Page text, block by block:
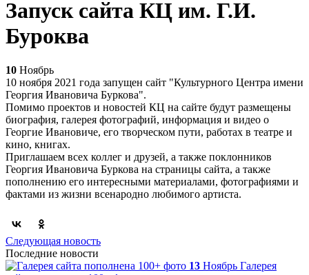
Запуск сайта КЦ им. Г.И.
Буроква
10 Ноябрь
10 ноября 2021 года запущен сайт "Культурного Центра имени
Георгия Ивановича Буркова".
Помимо проектов и новостей КЦ на сайте будут размещены
биография, галерея фотографий, информация и видео о
Георгие Ивановиче, его творческом пути, работах в театре и
кино, книгах.
Приглашаем всех коллег и друзей, а также поклонников
Георгия Ивановича Буркова на страницы сайта, а также
пополнению его интересными материалами, фотографиями и
фактами из жизни всенародно любимого артиста.
Следующая новость
Последние новости
13 Ноябрь Галерея